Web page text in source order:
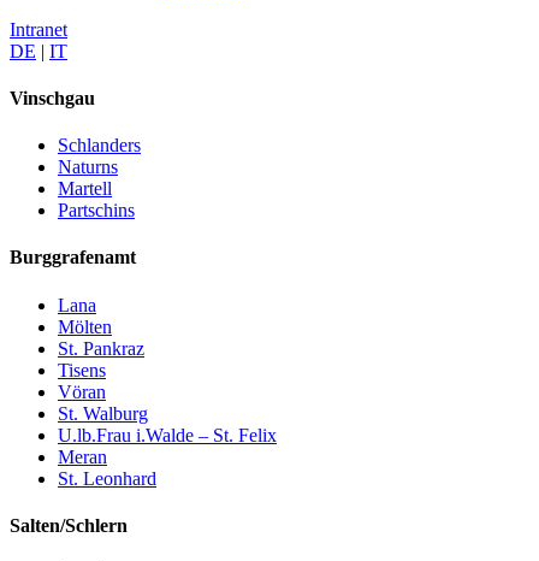
Intranet
DE | IT
Vinschgau
Schlanders
Naturns
Martell
Partschins
Burggrafenamt
Lana
Mölten
St. Pankraz
Tisens
Vöran
St. Walburg
U.lb.Frau i.Walde – St. Felix
Meran
St. Leonhard
Salten/Schlern